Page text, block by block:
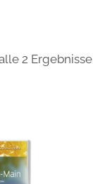
2 Ergebnisse